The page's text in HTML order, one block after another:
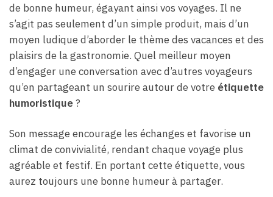
de bonne humeur, égayant ainsi vos voyages. Il ne
s’agit pas seulement d’un simple produit, mais d’un
moyen ludique d’aborder le thème des vacances et des
plaisirs de la gastronomie. Quel meilleur moyen
d’engager une conversation avec d’autres voyageurs
qu’en partageant un sourire autour de votre étiquette
humoristique?
Son message encourage les échanges et favorise un
climat de convivialité, rendant chaque voyage plus
agréable et festif. En portant cette étiquette, vous
aurez toujours une bonne humeur à partager.